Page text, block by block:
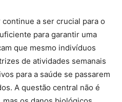
a ser crucial para o
para garantir uma
que mesmo indivíduos
de atividades semanais
para a saúde se passarem
A questão central não é